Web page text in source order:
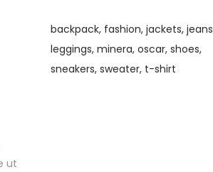
ut
backpack fashion jackets jeans
leggings minera oscar shoes
sneakers sweater t-shirt